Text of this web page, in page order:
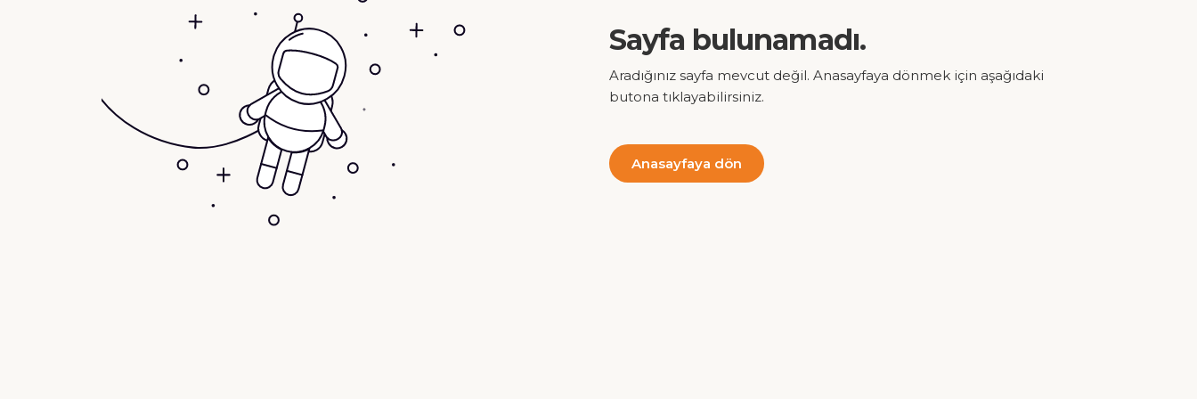
Sayfa bulunamadı.
Aradığınız sayfa mevcut değil. Anasayfaya dönmek için aşağıdaki
butona tıklayabilirsiniz.
Anasayfaya dön